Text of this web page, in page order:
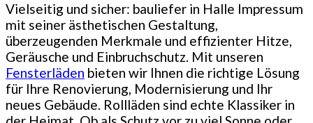
Vielseitig und sicher: bauliefer in Halle Impressum
mit seiner ästhetischen Gestaltung,
überzeugenden Merkmale und effizienter Hitze,
Geräusche und Einbruchschutz. Mit unseren
Fensterläden bieten wir Ihnen die richtige Lösung
für Ihre Renovierung, Modernisierung und Ihr
neues Gebäude. Rollläden sind echte Klassiker in